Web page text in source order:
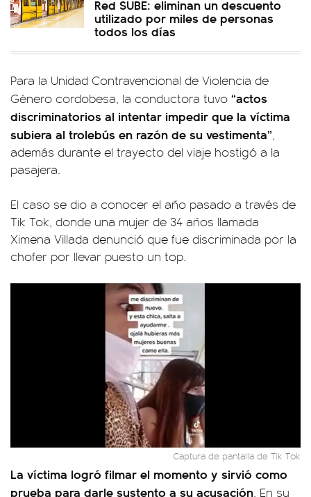
Red SUBE: eliminan un descuento
utilizado por miles de personas
todos los días
Para la Unidad Contravencional de Violencia de
Género cordobesa, la conductora tuvo “actos
discriminatorios al intentar impedir que la víctima
subiera al trolebús en razón de su vestimenta”,
además durante el trayecto del viaje hostigó a la
pasajera.
El caso se dio a conocer el año pasado a través de
Tik Tok, donde una mujer de 34 años llamada
Ximena Villada denunció que fue discriminada por la
chofer por llevar puesto un top.
Captura de pantalla de Tik Tok
La víctima logró filmar el momento y sirvió como
prueba para darle sustento a su acusación. En su